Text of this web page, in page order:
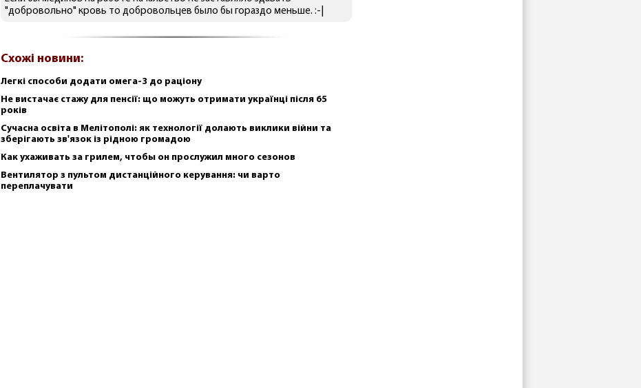
"добровольно" кровь то добровольцев было бы гораздо меньше. :-|
Схожі новини:
Легкі способи додати омега-3 до раціону
Не вистачає стажу для пенсії: що можуть отримати українці після 65
років
Сучасна освіта в Мелітополі: як технології долають виклики війни та
зберігають зв'язок із рідною громадою
Как ухаживать за грилем, чтобы он прослужил много сезонов
Вентилятор з пультом дистанційного керування: чи варто
переплачувати